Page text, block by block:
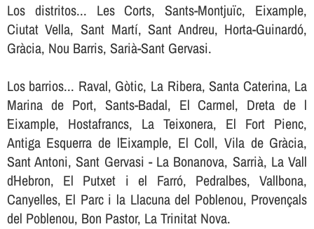
Los distritos... Les Corts, Sants-Montjuïc, Eixample,
Ciutat Vella, Sant Martí, Sant Andreu, Horta-Guinardó,
Gràcia, Nou Barris, Sarià-Sant Gervasi.
Los barrios... Raval, Gòtic, La Ribera, Santa Caterina, La
Marina de Port, Sants-Badal, El Carmel, Dreta de l
´Eixample, Hostafrancs, La Teixonera, El Fort Pienc,
Antiga Esquerra de l´Eixample, El Coll, Vila de Gràcia,
Sant Antoni, Sant Gervasi - La Bonanova, Sarrià, La Vall
d´Hebron, El Putxet i el Farró, Pedralbes, Vallbona,
Canyelles, El Parc i la Llacuna del Poblenou, Provençals
del Poblenou, Bon Pastor, La Trinitat Nova.